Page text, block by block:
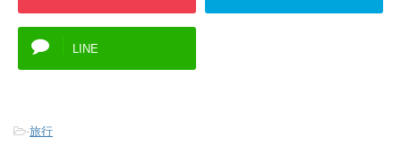
LINE
-旅行